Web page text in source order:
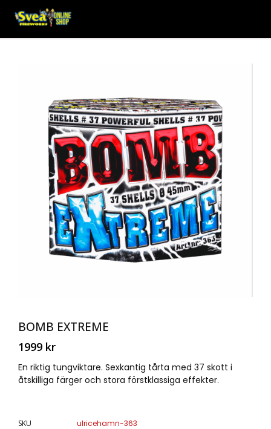
BOMB EXTREME
1999 kr
En riktig tungviktare. Sexkantig tårta med 37 skott i
åtskilliga färger och stora förstklassiga effekter.
SKU
ulricehamn-363